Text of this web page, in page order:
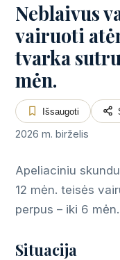
Neblaivus
vairuoti
tvarka
mėn.
Išsaugoti
2026 m. birželis
Apeliaciniu
12 mėn. teisės
perpus – iki 6 mėn.
Situacija